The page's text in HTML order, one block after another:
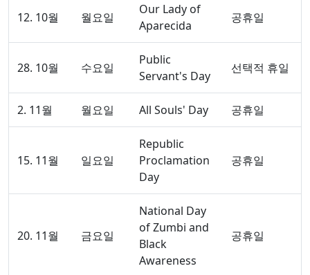
12. 10월 월요일
Our Lady of
Aparecida
공휴일
28. 10월 수요일
Public
Servant's Day
선택적 휴일
2. 11월 월요일 All Souls' Day 공휴일
15. 11월 일요일
Republic
Proclamation
Day
공휴일
20. 11월 금요일
National Day
of Zumbi and
Black
Awareness
공휴일